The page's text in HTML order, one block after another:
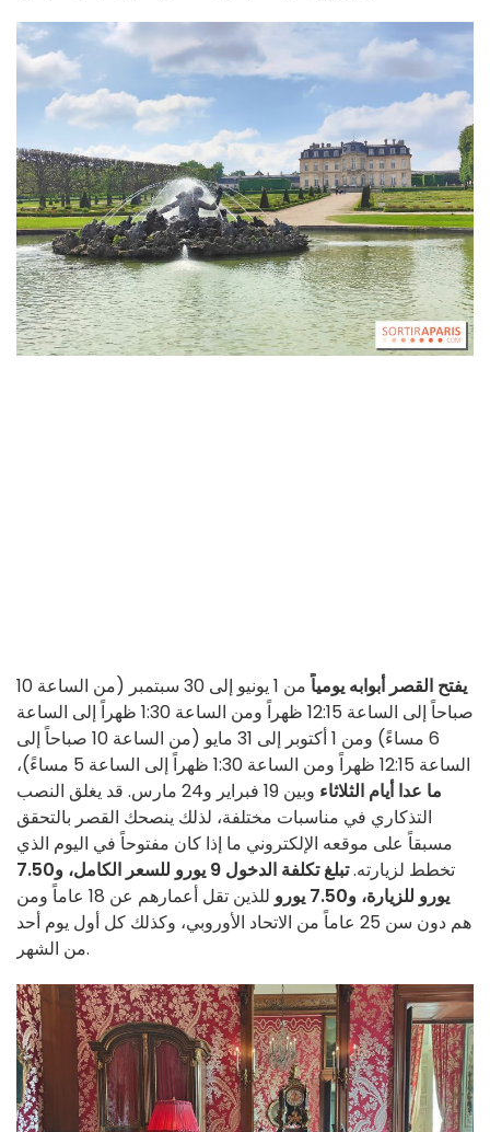
يفتح القصر أبوابه يومياً
من 1 يونيو إلى 30 سبتمبر (من الساعة 10
صباحاً إلى الساعة 12:15 ظهراً ومن الساعة 1:30 ظهراً إلى الساعة
6 مساءً) ومن 1 أكتوبر إلى 31 مايو (من الساعة 10 صباحاً إلى
الساعة 12:15 ظهراً ومن الساعة 1:30 ظهراً إلى الساعة 5 مساءً)،
ما عدا أيام الثلاثاء
وبين 19 فبراير و24 مارس. قد يغلق النصب
التذكاري في مناسبات مختلفة، لذلك ينصحك القصر بالتحقق
مسبقاً على موقعه الإلكتروني ما إذا كان مفتوحاً في اليوم الذي
تخطط لزيارته.تبلغ تكلفة الدخول 9 يورو للسعر الكامل،
و7.50
يورو للزيارة، و7.50 يورو
للذين تقل أعمارهم عن 18 عاماً ومن
هم دون سن 25 عاماً من الاتحاد الأوروبي، وكذلك كل أول يوم أحد
من الشهر.